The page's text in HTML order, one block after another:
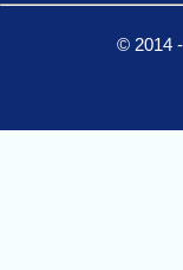
© 2014